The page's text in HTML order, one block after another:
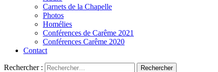
Carnets de la Chapelle
Photos
Homélies
Conférences de Carême 2021
Conférences Carême 2020
Contact
Rechercher :